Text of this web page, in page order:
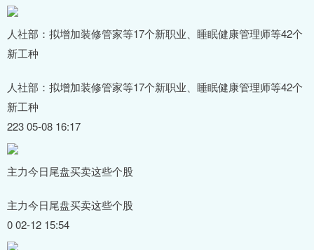
人社部：拟增加装修管家等17个新职业、睡眠健康管理师等42个
新工种
人社部：拟增加装修管家等17个新职业、睡眠健康管理师等42个
新工种
223 05-08 16:17
主力今日尾盘买卖这些个股
主力今日尾盘买卖这些个股
0 02-12 15:54